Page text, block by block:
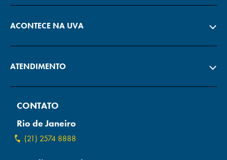
ACONTECE NA UVA
ATENDIMENTO
CONTATO
Rio de Janeiro
(21) 2574 8888